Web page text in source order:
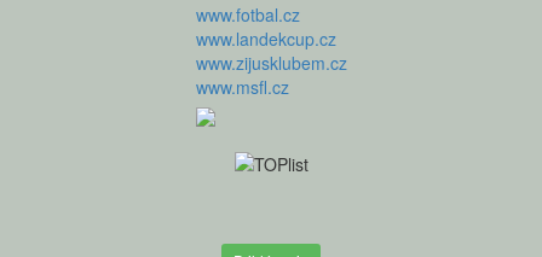
www.fotbal.cz
www.landekcup.cz
www.zijusklubem.cz
www.msfl.cz